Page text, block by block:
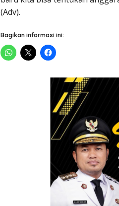
(Adv).
Bagikan informasi ini: